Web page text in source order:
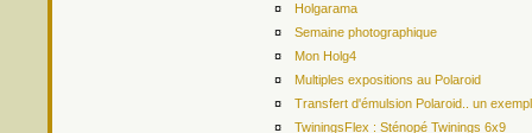
¤
Holgarama
¤
Semaine photographique
¤
Mon Holg4
¤
Multiples expositions au Polaroid
¤
Transfert d'émulsion Polaroid.. un
¤
TwiningsFlex : Sténopé Twinings 6x9